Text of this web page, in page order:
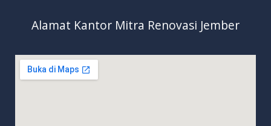
Alamat Kantor Mitra Renovasi Jember